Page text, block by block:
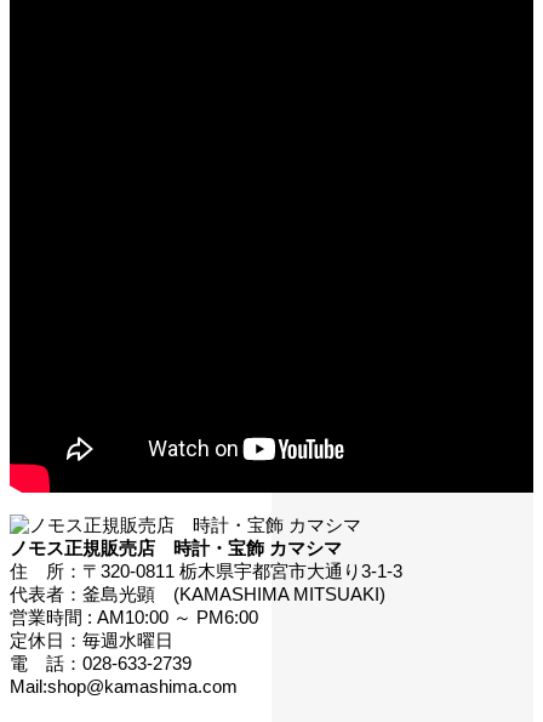
ノモス正規販売店 時計・宝飾 カマシマ
住 所：〒320-0811 栃木県宇都宮市大通り3-1-3
代表者：釜島光顕 (KAMASHIMA MITSUAKI)
営業時間 : AM10:00 ～ PM6:00
定休日：毎週水曜日
電 話：028-633-2739
Mail:shop@kamashima.com